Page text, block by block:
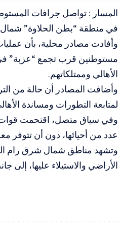
المسار : تواصل جرافات
في منطقة “بطن الحلاوة”
وأفادت مصادر محلية، بأن
مستوطنين قرب تجمع “عزبة”
الأهالي وممتلكاتهم.
وأضافت المصادر أن حالة من
لمتابعة التطورات ومساندة
وفي سياق متصل، اقتحمت قوات
عدد من أحيائها، دون أن تتوفر
وتشهد مناطق شمال شرق رام
الأراضي والاستيلاء عليها، إلى